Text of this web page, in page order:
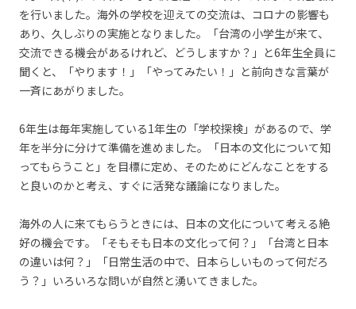
を行いました。海外の学校を迎えての交流は、コロナの影響も
あり、久しぶりの実施となりました。「台湾の小学生が来て、
交流できる機会があるけれど、どうしますか？」と6年生全員に
聞くと、「やります！」「やってみたい！」と前向きな言葉が
一斉にあがりました。
6年生は毎年実施している1年生の「学校探検」があるので、学
年を半分に分けて準備を進めました。「日本の文化について知
ってもらうこと」を目標に定め、そのためにどんなことをする
と良いのかと考え、すぐに活発な議論になりました。
海外の人に来てもらうときには、日本の文化について考える絶
好の機会です。「そもそも日本の文化って何？」「台湾と日本
の違いは何？」「日常生活の中で、日本らしいものって何だろ
う？」いろいろな問いが自然と湧いてきました。